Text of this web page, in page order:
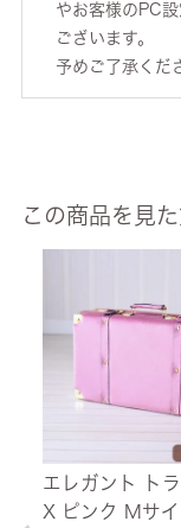
やお客様のPC
ございます。
予めご了承くだ
この商品を見
エレガント ト
X ピンク Mサ